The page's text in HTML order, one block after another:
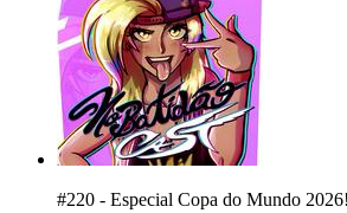
#220 - Especial Copa do Mundo 2026!